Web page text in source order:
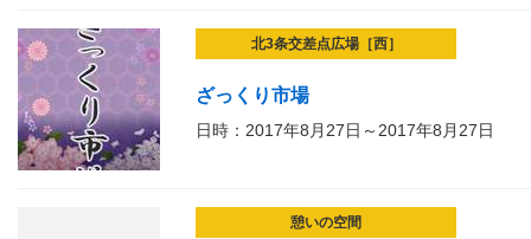
北3条交差点広場［西］
ざっくり市場
日時：2017年8月27日～2017年8月27日
憩いの空間